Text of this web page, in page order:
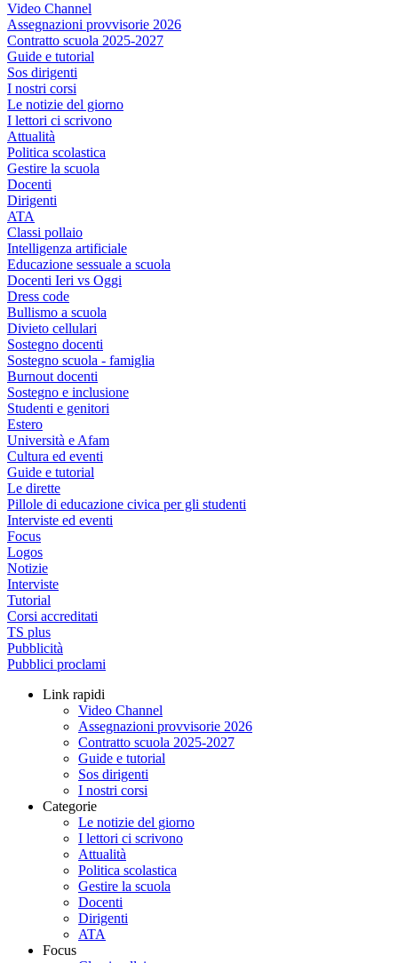
Video Channel
Assegnazioni provvisorie 2026
Contratto scuola 2025-2027
Guide e tutorial
Sos dirigenti
I nostri corsi
Le notizie del giorno
I lettori ci scrivono
Attualità
Politica scolastica
Gestire la scuola
Docenti
Dirigenti
ATA
Classi pollaio
Intelligenza artificiale
Educazione sessuale a scuola
Docenti Ieri vs Oggi
Dress code
Bullismo a scuola
Divieto cellulari
Sostegno docenti
Sostegno scuola - famiglia
Burnout docenti
Sostegno e inclusione
Studenti e genitori
Estero
Università e Afam
Cultura ed eventi
Guide e tutorial
Le dirette
Pillole di educazione civica per gli studenti
Interviste ed eventi
Focus
Logos
Notizie
Interviste
Tutorial
Corsi accreditati
TS plus
Pubblicità
Pubblici proclami
Link rapidi
Video Channel
Assegnazioni provvisorie 2026
Contratto scuola 2025-2027
Guide e tutorial
Sos dirigenti
I nostri corsi
Categorie
Le notizie del giorno
I lettori ci scrivono
Attualità
Politica scolastica
Gestire la scuola
Docenti
Dirigenti
ATA
Focus